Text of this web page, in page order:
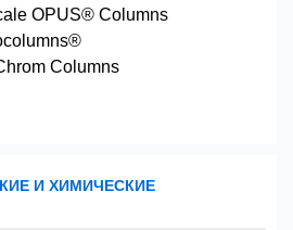
OPUS® Columns
Columns
И ХИМИЧЕСКИЕ